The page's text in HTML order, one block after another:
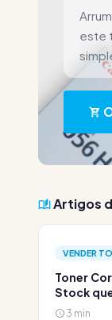
este
Artigos
VENDER
Toner
Stock
3 min